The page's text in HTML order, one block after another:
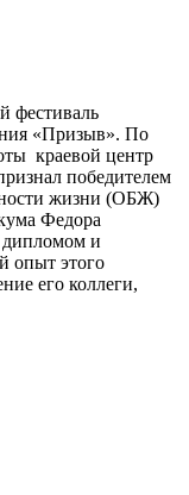
фестиваль
«Призыв». По
краевой центр
победителем
жизни (ОБЖ)
Федора
дипломом и
опыт этого
его коллеги,